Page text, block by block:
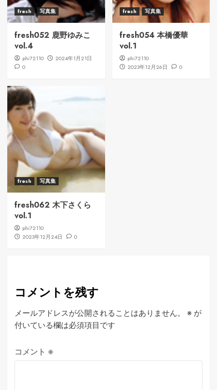
fresh 写真集
fresh052 鹿野ゆみこ
vol.4
phi72110
2024年1月21日
0
fresh 写真集
fresh054 本橋優華
vol.1
phi72110
2023年12月26日
0
fresh 写真集
fresh062 木下さくら
vol.1
phi72110
2023年12月24日
0
コメントを残す
メールアドレスが公開されることはありません。 ※ が
付いている欄は必須項目です
コメント ※